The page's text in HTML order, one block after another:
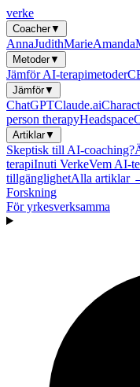
verke
Coacher▼
AnnaJudithMarieAmanda
Metoder▼
Jämför AI-terapimetoder
Jämför▼
ChatGPTClaude.ai
person therapyHeadspace
Artiklar▼
Skeptisk till AI-coaching?
terapiInuti VerkeVem AI-
tillgänglighetAlla artiklar
Forskning
För yrkesverksamma